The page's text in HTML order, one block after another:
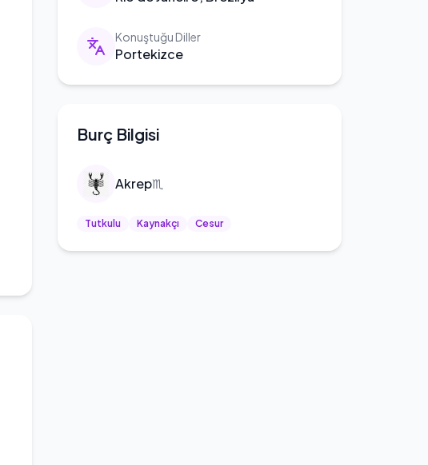
Konuştuğu Diller
Portekizce
Burç Bilgisi
Akrep♏
Tutkulu Kaynakçı Cesur